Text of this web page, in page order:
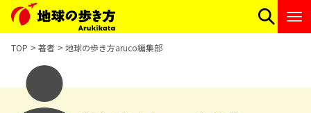
TOP 著者 地球の歩き方aruco編集部